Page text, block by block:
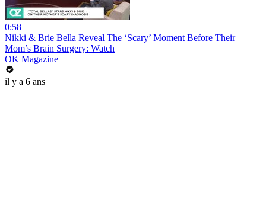
0:58
Nikki & Brie Bella Reveal The ‘Scary’ Moment Before Their
Mom’s Brain Surgery: Watch
OK Magazine
il y a 6 ans